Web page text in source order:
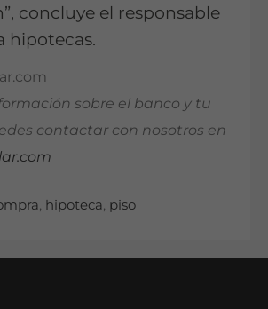
concluye el responsable
hipotecas.
sobre el banco y tu
contactar con nosotros en
, hipoteca, piso